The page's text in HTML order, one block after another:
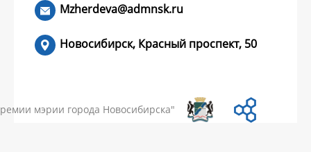
Mzherdeva@admnsk.ru
Новосибирск, Красный проспект, 50
мэрии города Новосибирска"